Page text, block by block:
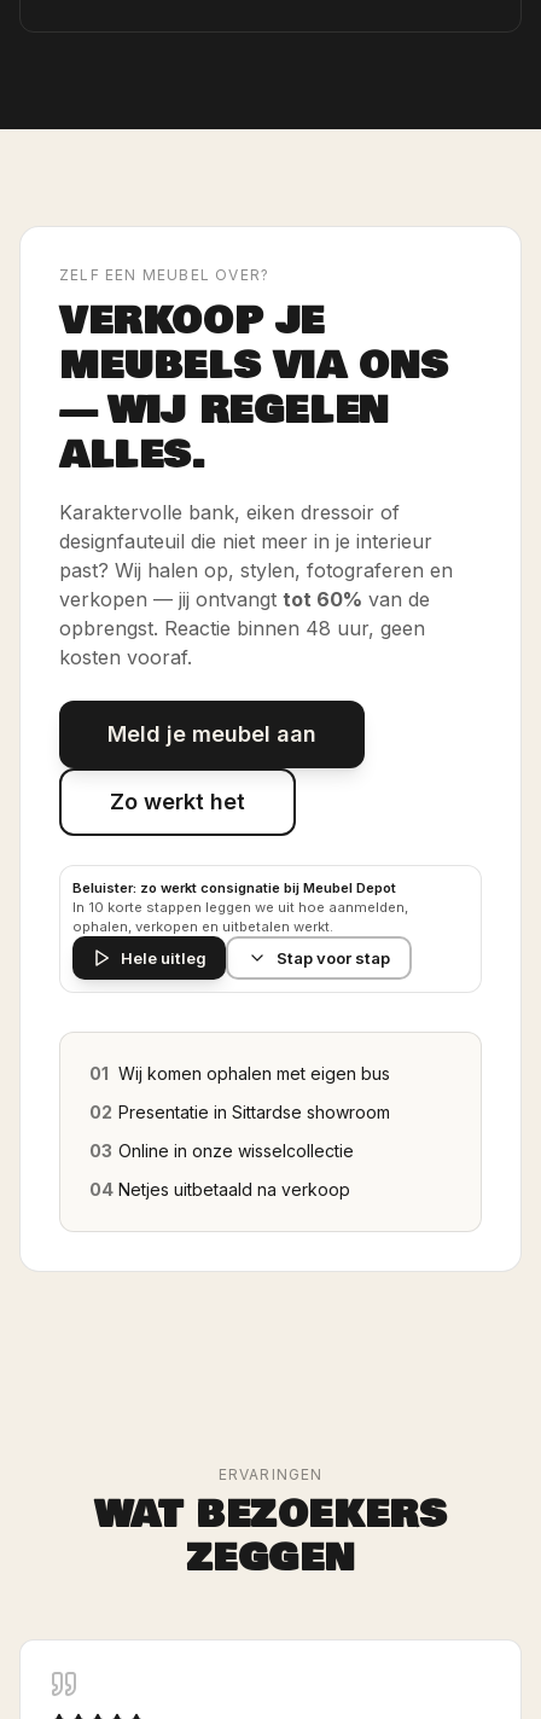
ZELF EEN MEUBEL OVER?
VERKOOP JE
MEUBELS VIA ONS
— WIJ REGELEN
ALLES.
Karaktervolle bank, eiken dressoir of
designfauteuil die niet meer in je interieur
past? Wij halen op, stylen, fotograferen en
verkopen — jij ontvangt tot 60% van de
opbrengst. Reactie binnen 48 uur, geen
kosten vooraf.
Meld je meubel aan
Zo werkt het
Beluister: zo werkt consignatie bij Meubel Depot
In 10 korte stappen leggen we uit hoe aanmelden,
ophalen, verkopen en uitbetalen werkt.
Hele uitleg Stap voor stap
01 Wij komen ophalen met eigen bus
02 Presentatie in Sittardse showroom
03 Online in onze wisselcollectie
04 Netjes uitbetaald na verkoop
ERVARINGEN
WAT BEZOEKERS
ZEGGEN